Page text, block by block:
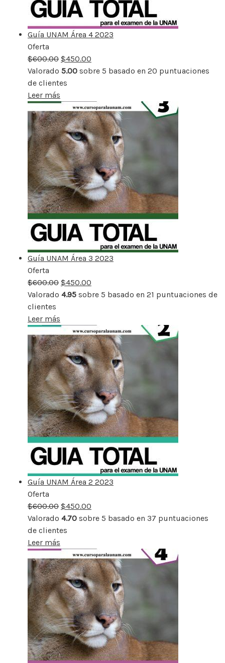
Guía UNAM Área 4 2023
Oferta
rebajado
$600.00 $450.00
Valorado 5.00 sobre 5 basado en 20 puntuaciones
de clientes
Leer más
Guía UNAM Área 3 2023
Oferta
rebajado
$600.00 $450.00
Valorado 4.95 sobre 5 basado en 21 puntuaciones de
clientes
Leer más
Guía UNAM Área 2 2023
Oferta
rebajado
$600.00 $450.00
Valorado 4.70 sobre 5 basado en 37 puntuaciones
de clientes
Leer más